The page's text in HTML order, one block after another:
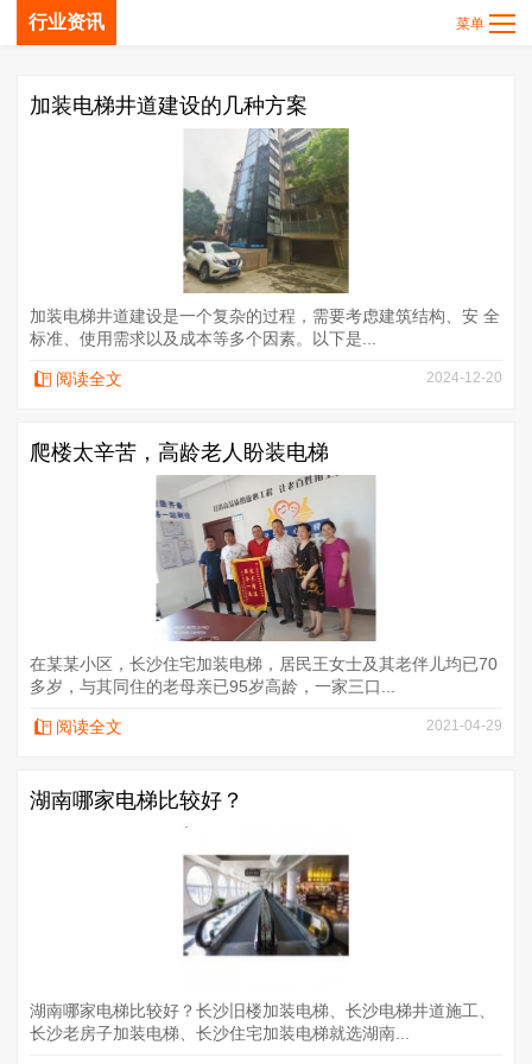
行业资讯
加装电梯井道建设的几种方案
加装电梯井道建设是一个复杂的过程，需要考虑建筑结构、安 全
标准、使用需求以及成本等多个因素。以下是...
阅读全文 2024-12-20
爬楼太辛苦，高龄老人盼装电梯
在某某小区，长沙住宅加装电梯，居民王女士及其老伴儿均已70
多岁，与其同住的老母亲已95岁高龄，一家三口...
阅读全文 2021-04-29
湖南哪家电梯比较好？
湖南哪家电梯比较好？长沙旧楼加装电梯、长沙电梯井道施工、
长沙老房子加装电梯、长沙住宅加装电梯就选湖南...